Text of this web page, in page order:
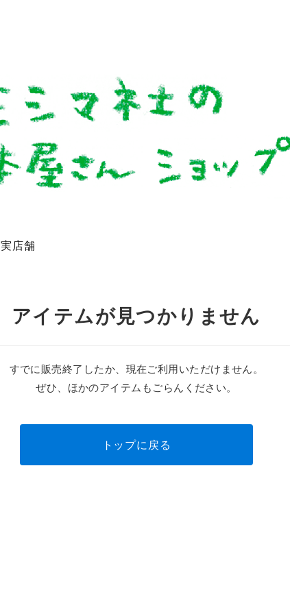
実店舗
アイテムが見つかりません
すでに販売終了したか、現在ご利用いただけません。
ぜひ、ほかのアイテムもごらんください。
トップに戻る